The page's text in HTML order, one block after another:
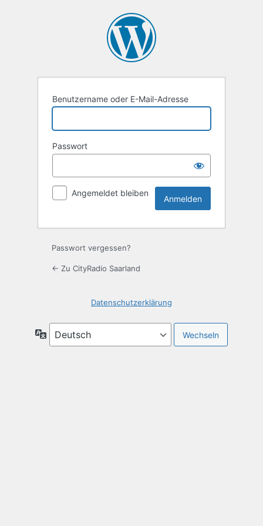
Benutzername oder E-Mail-Adresse
Passwort
Angemeldet bleiben
Passwort vergessen?
← Zu CityRadio Saarland
Datenschutzerklärung
Sprache